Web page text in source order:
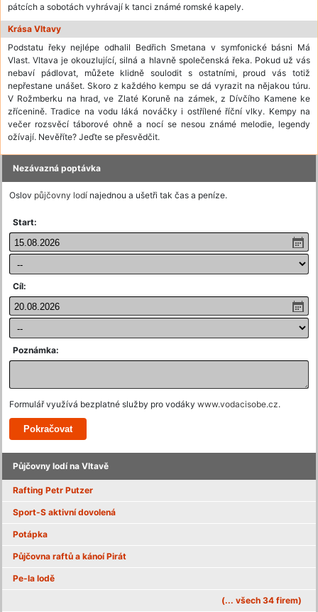
Nezávazná poptávka
Oslov půjčovny lodí najednou a ušetři tak čas a peníze.
Start:
Cíl:
Poznámka:
Formulář využívá bezplatné služby pro vodáky www.vodacisobe.cz.
Půjčovny lodí na Vltavě
Rafting Petr Putzer
Sport-S aktivní dovolená
Potápka
Půjčovna raftů a kánoí Pirát
Pe-la lodě
(... všech 34 firem)
pátcích a sobotách vyhrávají k tanci známé romské kapely.
Krása Vltavy
Podstatu řeky nejlépe odhalil Bedřich Smetana v symfonické básni Má
Vlast. Vltava je okouzlující, silná a hlavně společenská řeka. Pokud už vás
nebaví pádlovat, můžete klidně soulodit s ostatními, proud vás totiž
nepřestane unášet. Skoro z každého kempu se dá vyrazit na nějakou túru.
V Rožmberku na hrad, ve Zlaté Koruně na zámek, z Dívčího Kamene ke
zřícenině. Tradice na vodu láká nováčky i ostřílené říční vlky. Kempy na
večer rozsvěcí táborové ohně a nocí se nesou známé melodie, legendy
ožívají. Nevěříte? Jeďte se přesvědčit.